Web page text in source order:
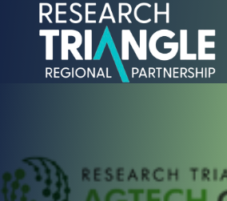
Doorgaan naar artikel